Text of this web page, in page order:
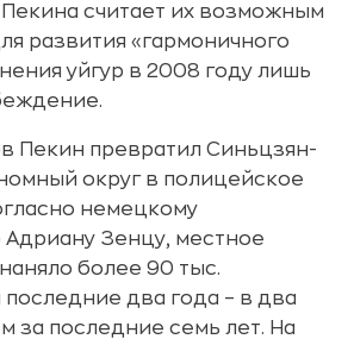
считает их возможным
развития «гармоничного
уйгур в 2008 году лишь
Пекин превратил Синьцзян-
округ в полицейское
немецкому
Зенцу, местное
более 90 тыс.
последние два года – в два
за последние семь лет. На